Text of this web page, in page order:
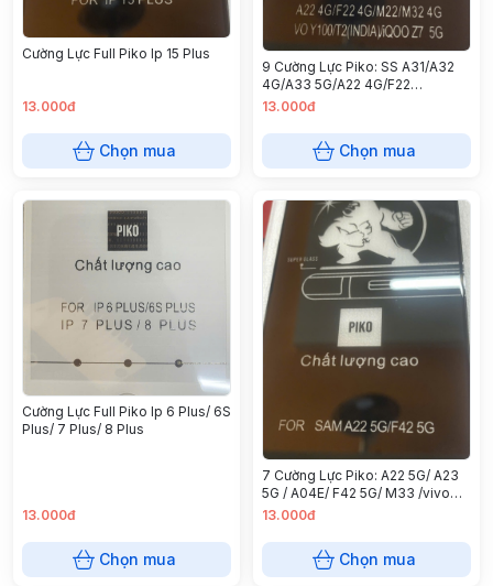
Cường Lực Full Piko Ip 15 Plus
13.000đ
Chọn mua
9 Cường Lực Piko: SS A31/A32
4G/A33 5G/A22 4G/F22
4G/M22/M32 4G/VO
13.000đ
Chọn mua
Cường Lực Full Piko Ip 6 Plus/ 6S
Plus/ 7 Plus/ 8 Plus
13.000đ
Chọn mua
7 Cường Lực Piko: A22 5G/ A23
5G / A04E/ F42 5G/ M33 /vivo
Y16/ Y02s/ Y33/Y50/ Y32
13.000đ
Chọn mua